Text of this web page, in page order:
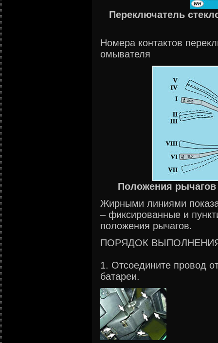
Переключатель
Номера контактов
омывателя
Положения
Жирными линиями
– фиксированные и
положения рычагов.
ПОРЯДОК
1. Отсоедините провод
батареи.